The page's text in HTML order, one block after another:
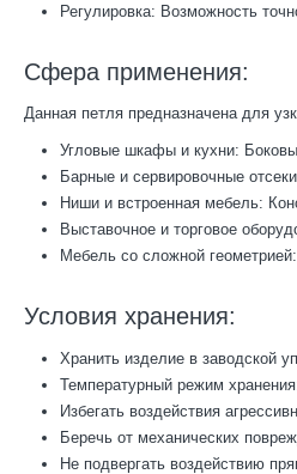
Регулировка: Возможность
Сфера применения:
Данная петля предназначена для
Угловые шкафы и кухни:
Барные и сервировочные
Ниши и встроенная мебель:
Выставочное и торговое
Мебель со сложной
Условия хранения:
Хранить изделие в заводской
Температурный режим
Избегать воздействия
Беречь от механических
Не подвергать воздействию